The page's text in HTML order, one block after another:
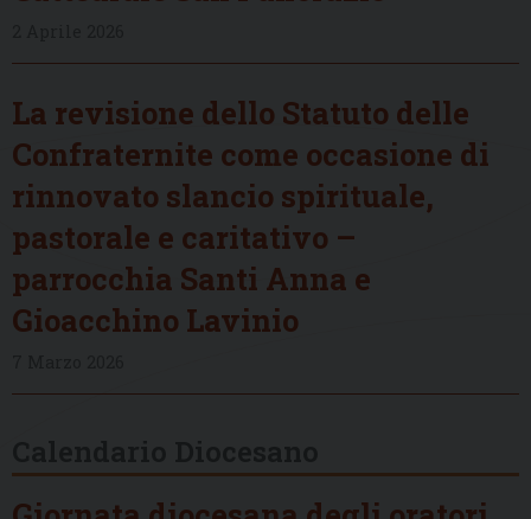
La revisione dello Statuto delle
Confraternite come occasione di
rinnovato slancio spirituale,
pastorale e caritativo –
parrocchia Santi Anna e
Gioacchino Lavinio